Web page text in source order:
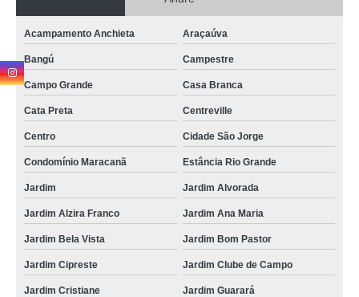
consulta silvestres marcar Jardim
onde agendar consulta de ozonioterapia para silvestres Sítio dos Vianas
onde agendar consulta de dermatologista para silvestres Miami Riviera
onde fazer consulta veterinária para silvestres Araçaúva
onde fazer consulta silvestres Recreio da Borda do Campo
onde fazer consulta para animal silvestre Barcelona
consulta médica veterinária para animais silvestres Jardim Itapoan
onde fazer consulta de ortopedia para animais silvestres Vila João Ramalho
consulta de ortopedia para animais silvestres marcar Mauá
Acampamento Anchieta Araçaúva
Bangú Campestre
Campo Grande Casa Branca
Cata Preta Centreville
Centro Cidade São Jorge
Condomínio Maracanã Estância Rio Grande
Jardim Jardim Alvorada
Jardim Alzira Franco Jardim Ana Maria
Jardim Bela Vista Jardim Bom Pastor
Jardim Cipreste Jardim Clube de Campo
Jardim Cristiane Jardim Guarará